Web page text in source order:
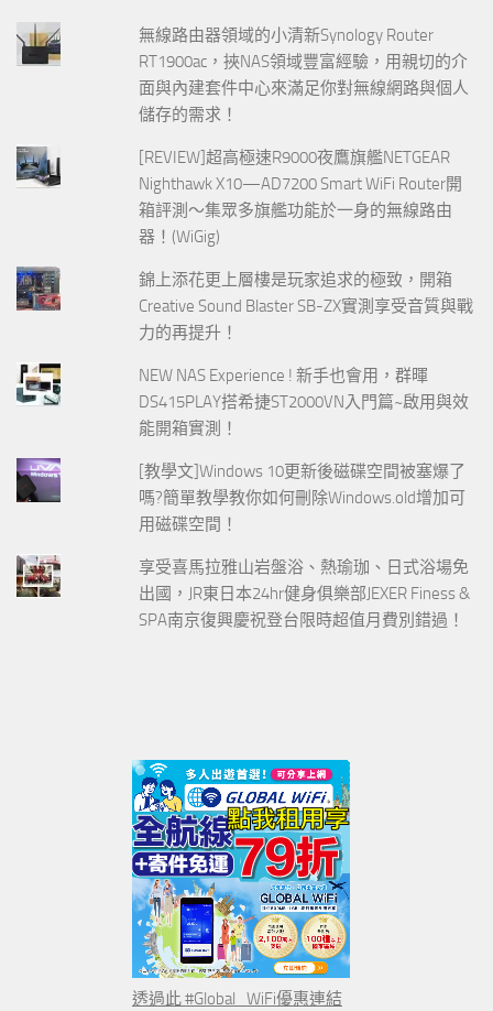
無線路由器領域的小清新Synology Router
RT1900ac，挾NAS領域豐富經驗，用親切的介
面與內建套件中心來滿足你對無線網路與個人
儲存的需求！
[REVIEW]超高極速R9000夜鷹旗艦NETGEAR
Nighthawk X10—AD7200 Smart WiFi Router開
箱評測～集眾多旗艦功能於一身的無線路由
器！(WiGig)
錦上添花更上層樓是玩家追求的極致，開箱
Creative Sound Blaster SB-ZX實測享受音質與戰
力的再提升！
NEW NAS Experience ! 新手也會用，群暉
DS415PLAY搭希捷ST2000VN入門篇~啟用與效
能開箱實測！
[教學文]Windows 10更新後磁碟空間被塞爆了
嗎?簡單教學教你如何刪除Windows.old增加可
用磁碟空間！
享受喜馬拉雅山岩盤浴、熱瑜珈、日式浴場免
出國，JR東日本24hr健身俱樂部JEXER Finess &
SPA南京復興慶祝登台限時超值月費別錯過！
透過此 #Global_WiFi優惠連結